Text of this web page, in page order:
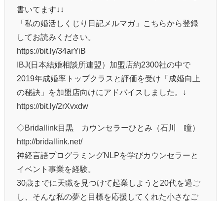
書いてます↓↓
「私の婚活しくじり日記メルマガ」こちらから登録
してお読みください。
https://bit.ly/34arYiB
IBJ(日本結婚相談所連盟）加盟店約2300社の中で
2019年成婚率トップクラスと評価を受け「成婚向上
の秘訣」を加盟店向けにアドバイスしました。↓
https://bit.ly/2rXvxdw
◇Bridallink目黒 カウンセラーひとみ（石川 瞳）
http://bridallink.net/
神経言語プログラミングNLPを学びカウンセラーと
イベント事業を経験。
30歳までに天職を見つけて起業しようと20代を過ご
し、そんな私の夢と目標を応援してくれた小さなご